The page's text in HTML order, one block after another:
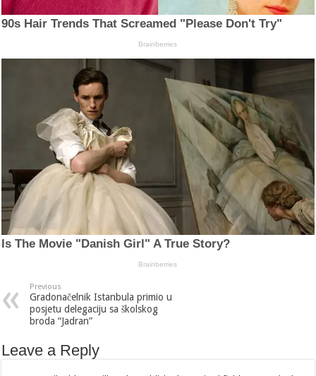
Previous
Gradonačelnik Istanbula primio u
posjetu delegaciju sa školskog
broda “Jadran”
Leave a Reply